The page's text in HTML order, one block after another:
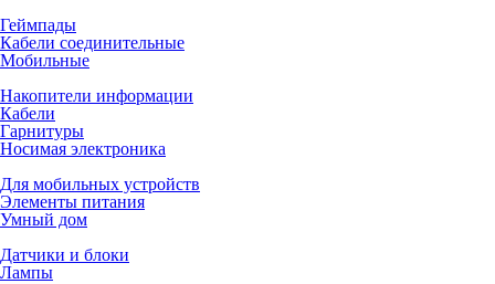
Геймпады
Кабели соединительные
Мобильные
Накопители информации
Кабели
Гарнитуры
Носимая электроника
Для мобильных устройств
Элементы питания
Умный дом
Датчики и блоки
Лампы